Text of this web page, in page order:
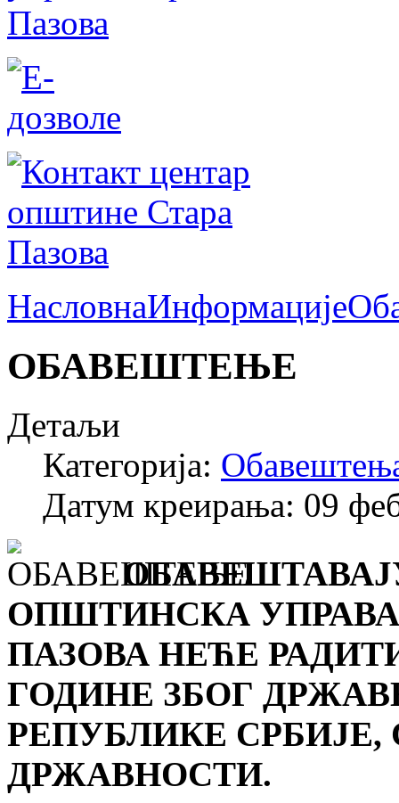
НасловнаИнформације
ОБАВЕШТЕЊЕ
Детаљи
Категорија:
Датум креирања: 09
ОПШТИНСКА
ПАЗОВА НЕЋЕ РАДИТИ
ГОДИНЕ ЗБОГ
РЕПУБЛИКЕ
ДРЖАВНОСТИ.